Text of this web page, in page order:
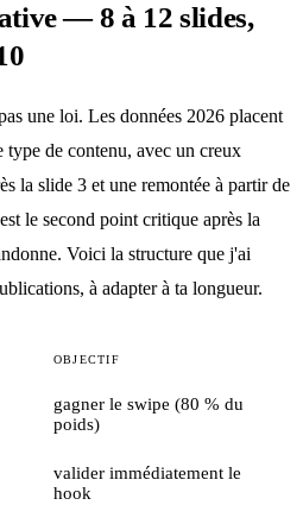
— 8 à 12 slides,
une loi. Les données 2026 placent
de contenu, avec un creux
la slide 3 et une remontée à partir de
le second point critique après la
Voici la structure que j'ai
à adapter à ta longueur.
OBJECTIF
gagner le swipe (80 % du
poids)
valider immédiatement le
hook